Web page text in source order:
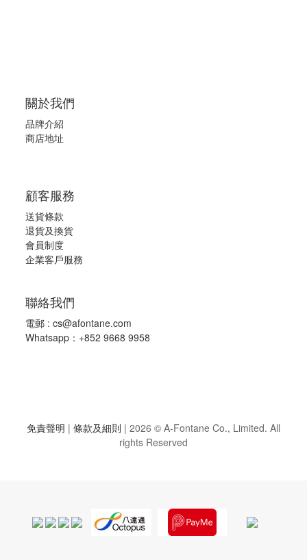
關於我們
品牌介紹
商店地址
顧客服務
送貨條款
退貨及換貨
會員制度
企業客戶服務
聯絡我們
電郵 : cs@afontane.com
Whatsapp：+852 9668 9958
免責聲明 | 條款及細則 | 2026 © A-Fontane Co., Limited. All
rights Reserved